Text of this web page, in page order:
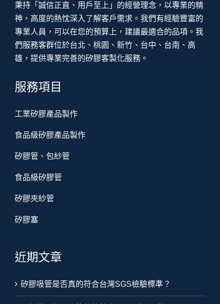
秉持「誠信正直、用戶至上」的經營理念，以專業的精
神，高度的熱忱深入了解客戶需求。我們有經驗豐富的
專業人員，可以在您的預算上，建議最適合的品項。我
們服務客群位於台北、桃園、新竹、台中、台南、高
雄，提供專業完善的矽膠客製化服務。
服務項目
工業矽膠產品製作
食品級矽膠產品製作
矽膠管、包紗管
食品級矽膠管
矽膠夾紗管
矽膠塞
近期文章
矽膠吸管是否真的符合台灣SGS檢驗標準？